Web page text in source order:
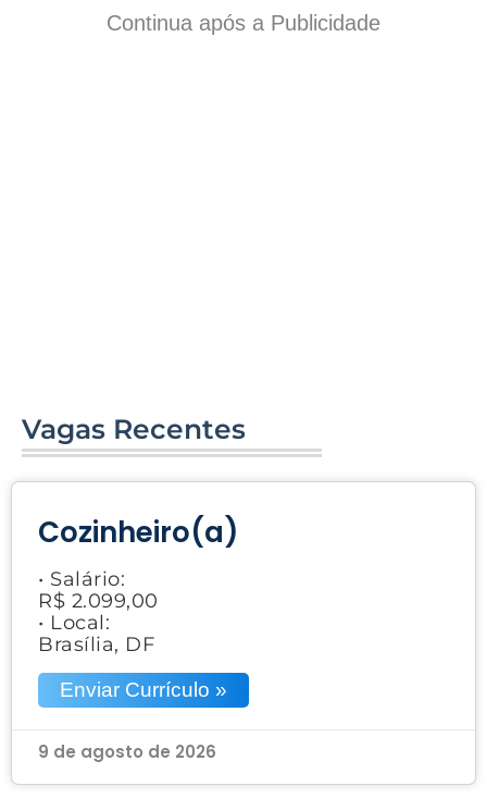
Continua após a Publicidade
Vagas Recentes
Cozinheiro(a)
• Salário:
R$ 2.099,00
• Local:
Brasília, DF
Enviar Currículo »
9 de agosto de 2026